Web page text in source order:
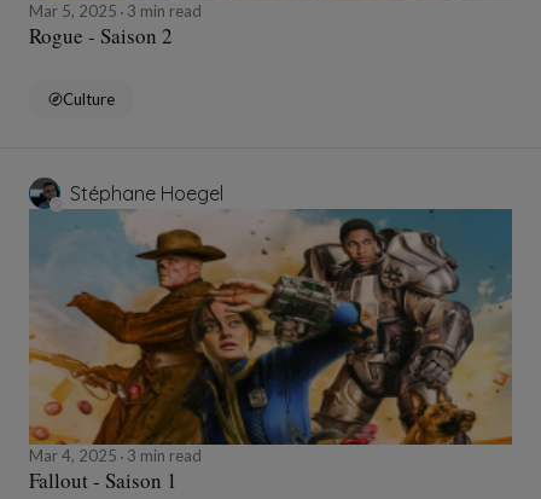
Mar 5, 2025 3 min read
Rogue - Saison 2
Culture
Stéphane Hoegel
Mar 4, 2025 3 min read
Fallout - Saison 1